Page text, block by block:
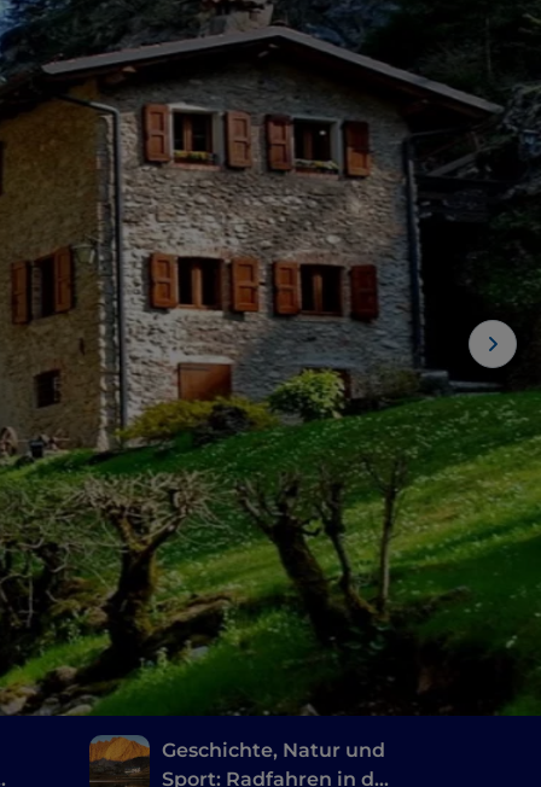
Geschichte, Natur und
Sport: Radfahren in der